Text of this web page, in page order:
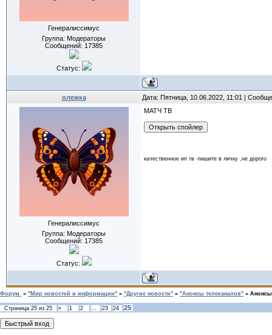
Генералиссимус
Группа: Модераторы
Сообщений: 17385
Статус:
олежка Дата: Пятница, 10.06.2022, 11:01 |
Генералиссимус
Группа: Модераторы
Сообщений: 17385
Статус:
МАТЧ ТВ
качественное ип тв -пишите в личку ,не дорого
Форум. » "Мир новостей и информации" » "Другие новости" » "Анонсы телеканалов" » Анонсы
Страница 25 из 25 « 1 2 … 23 24 25